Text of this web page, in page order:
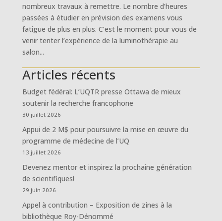
nombreux travaux à remettre. Le nombre d’heures
passées à étudier en prévision des examens vous
fatigue de plus en plus. C’est le moment pour vous de
venir tenter l’expérience de la luminothérapie au
salon...
Articles récents
Budget fédéral: L’UQTR presse Ottawa de mieux
soutenir la recherche francophone
30 juillet 2026
Appui de 2 M$ pour poursuivre la mise en œuvre du
programme de médecine de l’UQ
13 juillet 2026
Devenez mentor et inspirez la prochaine génération
de scientifiques!
29 juin 2026
Appel à contribution – Exposition de zines à la
bibliothèque Roy-Dénommé